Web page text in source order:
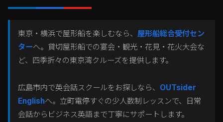
東京・横浜で屋形船を楽しむなら、 屋形船総合受付セン
ターへ。貸切屋形船での宴会・観光・花見・花火大会な
ど、四季折々の東京湾クルーズを提供します。
広島市内で英会話スクールをお探しなら、 OUTsider
Englishへ。立町電停すぐの少人数制レッスンで、日常
会話からビジネス英語まで丁寧にサポートします。